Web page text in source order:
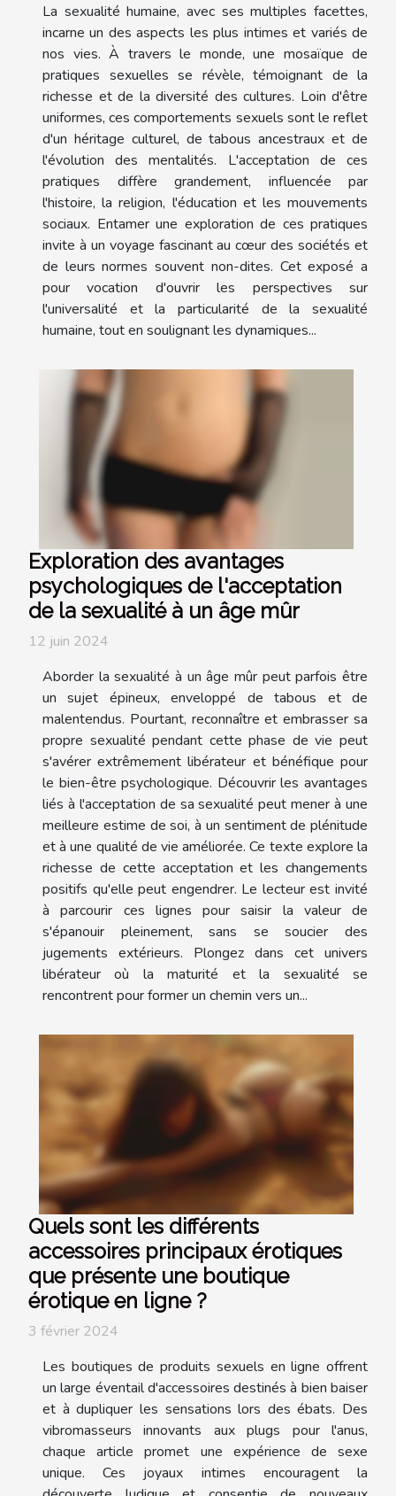
La sexualité humaine, avec ses multiples facettes,
incarne un des aspects les plus intimes et variés de
nos vies. À travers le monde, une mosaïque de
pratiques sexuelles se révèle, témoignant de la
richesse et de la diversité des cultures. Loin d'être
uniformes, ces comportements sexuels sont le reflet
d'un héritage culturel, de tabous ancestraux et de
l'évolution des mentalités. L'acceptation de ces
pratiques diffère grandement, influencée par
l'histoire, la religion, l'éducation et les mouvements
sociaux. Entamer une exploration de ces pratiques
invite à un voyage fascinant au cœur des sociétés et
de leurs normes souvent non-dites. Cet exposé a
pour vocation d'ouvrir les perspectives sur
l'universalité et la particularité de la sexualité
humaine, tout en soulignant les dynamiques...
Exploration des avantages
psychologiques de l'acceptation
de la sexualité à un âge mûr
12 juin 2024
Aborder la sexualité à un âge mûr peut parfois être
un sujet épineux, enveloppé de tabous et de
malentendus. Pourtant, reconnaître et embrasser sa
propre sexualité pendant cette phase de vie peut
s'avérer extrêmement libérateur et bénéfique pour
le bien-être psychologique. Découvrir les avantages
liés à l'acceptation de sa sexualité peut mener à une
meilleure estime de soi, à un sentiment de plénitude
et à une qualité de vie améliorée. Ce texte explore la
richesse de cette acceptation et les changements
positifs qu'elle peut engendrer. Le lecteur est invité
à parcourir ces lignes pour saisir la valeur de
s'épanouir pleinement, sans se soucier des
jugements extérieurs. Plongez dans cet univers
libérateur où la maturité et la sexualité se
rencontrent pour former un chemin vers un...
Quels sont les différents
accessoires principaux érotiques
que présente une boutique
érotique en ligne ?
3 février 2024
Les boutiques de produits sexuels en ligne offrent
un large éventail d'accessoires destinés à bien baiser
et à dupliquer les sensations lors des ébats. Des
vibromasseurs innovants aux plugs pour l'anus,
chaque article promet une expérience de sexe
unique. Ces joyaux intimes encouragent la